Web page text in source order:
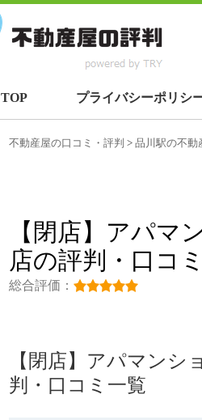
TOP プライバシーポリシ
不動産屋の口コミ・評判 > 品川駅の不動
【閉店】アパマ
店の評判・口コミ
総合評価：
【閉店】アパマンシ
判・口コミ一覧